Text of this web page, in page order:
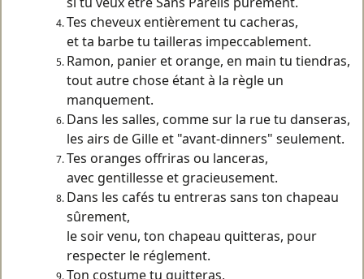
Tes cheveux entièrement tu cacheras,
et ta barbe tu tailleras impeccablement.
Ramon, panier et orange, en main tu tiendras,
tout autre chose étant à la règle un
manquement.
Dans les salles, comme sur la rue tu danseras,
les airs de Gille et "avant-dinners" seulement.
Tes oranges offriras ou lanceras,
avec gentillesse et gracieusement.
Dans les cafés tu entreras sans ton chapeau
sûrement,
le soir venu, ton chapeau quitteras, pour
respecter le réglement.
Ton costume tu quitteras,